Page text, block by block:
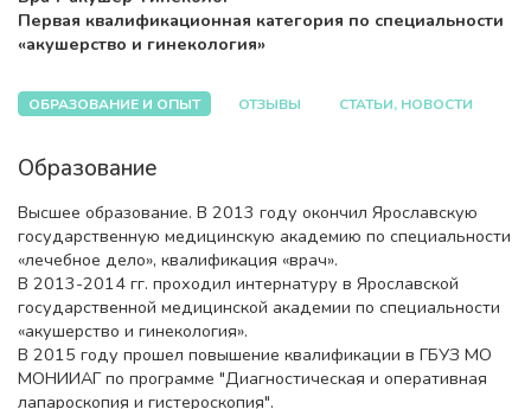
Первая квалификационная категория по специальности
«акушерство и гинекология»
ОБРАЗОВАНИЕ И ОПЫТ ОТЗЫВЫ СТАТЬИ, НОВОСТИ
Образование
Высшее образование. В 2013 году окончил Ярославскую
государственную медицинскую академию по специальности
«лечебное дело», квалификация «врач».
В 2013-2014 гг. проходил интернатуру в Ярославской
государственной медицинской академии по специальности
«акушерство и гинекология».
В 2015 году прошел повышение квалификации в ГБУЗ МО
МОНИИАГ по программе "Диагностическая и оперативная
лапароскопия и гистероскопия".